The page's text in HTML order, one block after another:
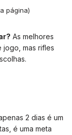
página)
As melhores
jogo, mas rifles
2 dias é um
é uma meta